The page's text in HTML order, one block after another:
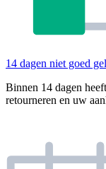
14 dagen niet goed
Binnen 14 dagen
retourneren en uw